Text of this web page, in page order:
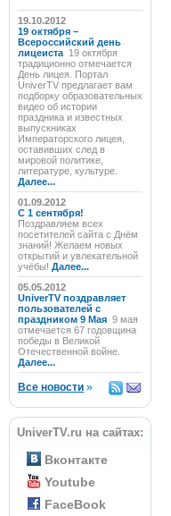
19.10.2012
19 октября –
Всероссийский день
лицеиста 19 октября
традиционно отмечается
День лицея. Портал
UniverTV предлагает вам
подборку образовательных
видео об истории
праздника и известных
выпускниках
Императорского лицея,
оставивших след в
мировой политике,
литературе, культуре.
Далее...
01.09.2012
C 1 сентября!
Поздравляем всех
посетителей сайта с Днём
знаний! Желаем новых
открытий и увлекательной
учёбы! Далее...
05.05.2012
UniverTV поздравляет
пользователей с
праздником 9 Мая 9 мая
отмечается 67 годовщина
победы в Великой
Отечественной войне.
Далее...
Все новости »
UniverTV.ru на сайтах:
Вконтакте
Youtube
FaceBook